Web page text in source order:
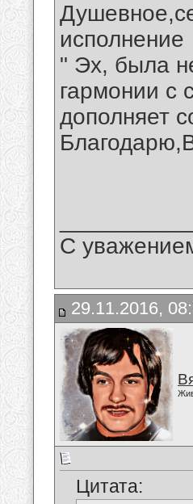
исполнение
" Эх, была
гармонии с
дополняет
С
29.11.2016,
Цитата: